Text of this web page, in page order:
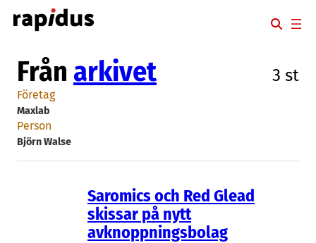
Hoppa
till
Från arkivet 3 st
Företag
Maxlab
Person
Björn Walse
Saromics och Red Glead
skissar på nytt
avknoppningsbolag